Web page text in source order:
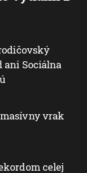
ani Sociálna
vrak
celej